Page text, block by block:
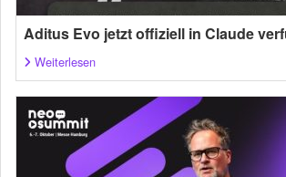
Aditus Evo jetzt offiziell in Claude
Weiterlesen